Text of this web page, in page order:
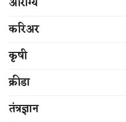
करिअर
कृषी
क्रीडा
तंत्रज्ञान